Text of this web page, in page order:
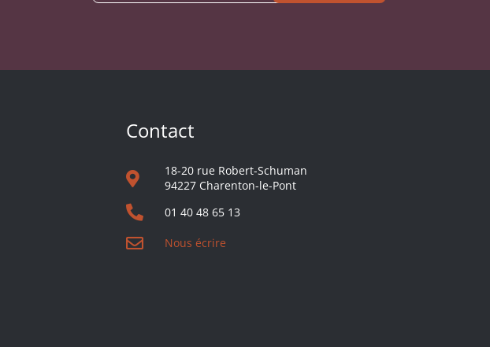
Contact
18-20 rue Robert-Schuman
94227 Charenton-le-Pont
01 40 48 65 13
Nous écrire